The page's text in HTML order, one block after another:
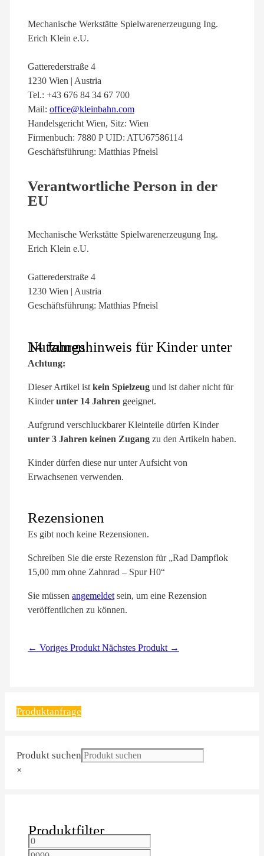
Mechanische Werkstätte Spielwarenerzeugung Ing.
Erich Klein e.U.
Gatterederstraße 4
1230 Wien | Austria
Tel.: +43 676 84 34 67 700
Mail: office@kleinbahn.com
Handelsgericht Wien, Sitz: Wien
Firmenbuch: 7880 P UID: ATU67586114
Geschäftsführung: Matthias Pfneisl
Verantwortliche Person in der
EU
Mechanische Werkstätte Spielwarenerzeugung Ing.
Erich Klein e.U.
Gatterederstraße 4
1230 Wien | Austria
Geschäftsführung: Matthias Pfneisl
Nutzungshinweis für Kinder unter 14 Jahren
Achtung:
Dieser Artikel ist kein Spielzeug und ist daher nicht für
Kinderunter 14 Jahren geeignet.
Aufgrund verschluckbarer Kleinteile dürfen Kinder
unter 3 Jahren keinen Zugang zu den Artikeln haben.
Kinder dürfen diese nur unter Aufsicht von
Erwachsenen verwenden.
Rezensionen
Es gibt noch keine Rezensionen.
Schreiben Sie die erste Rezension für „Rad Dampflok
15,00 mm ohne Zahnrad – Spur H0“
Sie müssen angemeldet sein, um eine Rezension
veröffentlichen zu können.
← Voriges Produkt Nächstes Produkt →
Produktanfrage
Produkt suchen
×
Produktfilter